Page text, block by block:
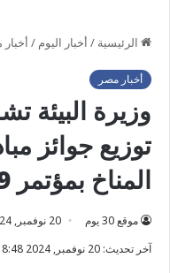
الرئيسية / أخبار اليوم /
أخبار مصر
وزيرة البيئة
توزيع جوائز
المناخ بمؤتمر COP29
موقع 30 يوم
20 نوفمبر, 2024 8:48 م
آخر تحديث: 20 نوفمبر, 2024 8:48 م